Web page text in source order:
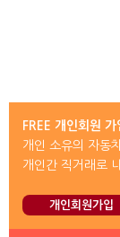
FREE 개인회원 가
개인 소유의 자동
개인간 직거래로
개인회원가입